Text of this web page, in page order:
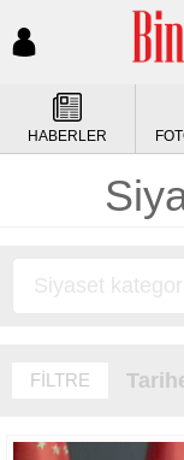
HABERLER
FİLTRE